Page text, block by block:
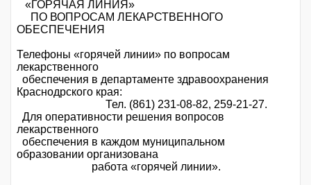
«ГОРЯЧАЯ ЛИНИЯ»
ПО ВОПРОСАМ ЛЕКАРСТВЕННОГО
ОБЕСПЕЧЕНИЯ
Телефоны «горячей линии» по вопросам
лекарственного
обеспечения в департаменте здравоохранения
Краснодрского края:
Тел. (861) 231-08-82, 259-21-27.
Для оперативности решения вопросов
лекарственного
обеспечения в каждом муниципальном
образовании организована
работа «горячей линии».